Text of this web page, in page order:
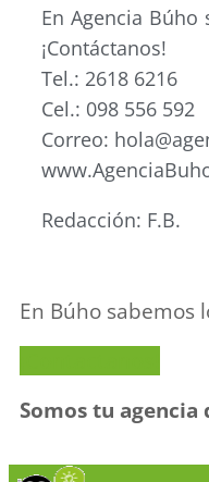
En Agencia
¡Contáctanos!
Tel.: 2618 6216
Cel.: 098 556 592
Correo:
Redacción: F.B.
En Búho sabemos
Somos tu